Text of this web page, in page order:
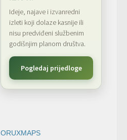
Ideje, najave i izvanredni
izleti koji dolaze kasnije ili
nisu predviđeni službenim
godišnjim planom društva.
Pogledaj prijedloge
ORUXMAPS